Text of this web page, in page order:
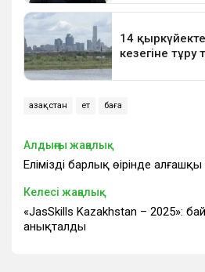
Қазақстан ет баға
Алдыңғы жаңалық
Еліміздің барлық өңірінде
Келесі жаңалық
«JasSkills Kazakhstan – 2025»:
анықталды